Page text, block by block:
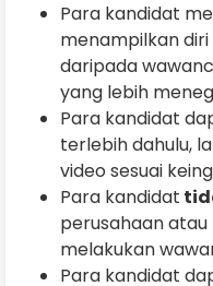
Para kandidat
menampilkan
daripada
yang lebih
Para kandidat
terlebih dahulu,
video sesuai
Para kandidat
perusahaan
melakukan
Para kandidat